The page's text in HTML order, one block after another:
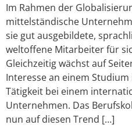
Im Rahmen der
mittelständische
sie gut ausgebildete,
weltoffene Mitarbeiter für
Gleichzeitig wächst auf
Interesse an einem
Tätigkeit bei einem
Unternehmen. Das
nun auf diesen Trend […]